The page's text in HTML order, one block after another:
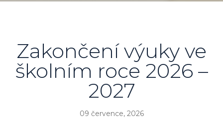
Zakončení výuky ve
školním roce 2026 –
2027
09 července, 2026